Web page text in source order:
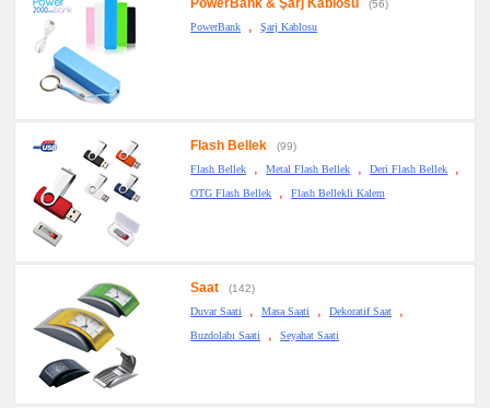
PowerBank & Şarj Kablosu
(56)
PowerBank
, Şarj Kablosu
Flash Bellek
(99)
Flash Bellek
, Metal Flash Bellek , Deri Flash Bellek ,
OTG Flash Bellek , Flash Bellekli Kalem
Saat
(142)
Duvar Saati
, Masa Saati , Dekoratif Saat ,
Buzdolabı Saati , Seyahat Saati